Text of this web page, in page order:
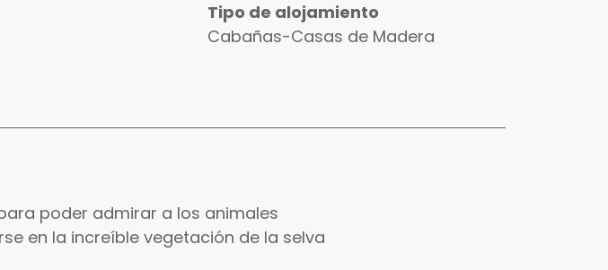
Tipo de alojamiento
Cabañas-Casas de Madera
poder admirar a los animales
en la increíble vegetación de la selva